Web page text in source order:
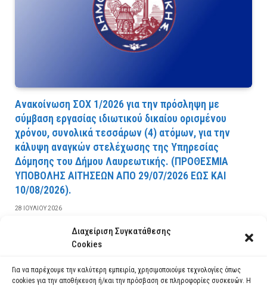
Διαχείριση Συγκατάθεσης
Cookies
Για να παρέχουμε την καλύτερη εμπειρία, χρησιμοποιούμε τεχνολογίες όπως
cookies για την αποθήκευση ή/και την πρόσβαση σε πληροφορίες συσκευών. Η
Ανακοίνωση ΣΟΧ 1/2026 για την πρόσληψη με
σύμβαση εργασίας ιδιωτικού δικαίου ορισμένου
χρόνου, συνολικά τεσσάρων (4) ατόμων, για την
κάλυψη αναγκών στελέχωσης της Υπηρεσίας
Δόμησης του Δήμου Λαυρεωτικής. (ΠPOΘEΣMIA
YΠOBOΛHΣ AITHΣEΩN AΠO 29/07/2026 EΩΣ KAI
10/08/2026).
28 ΙΟΥΛΊΟΥ 2026
ΔΙΑΒΆΣΤΕ ΠΕΡΙΣΣΌΤΕΡΑ